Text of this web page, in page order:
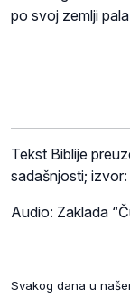
po svoj zemlji
Tekst Biblije
sadašnjosti; izvor:
Audio: Zaklada
Svakog dana u